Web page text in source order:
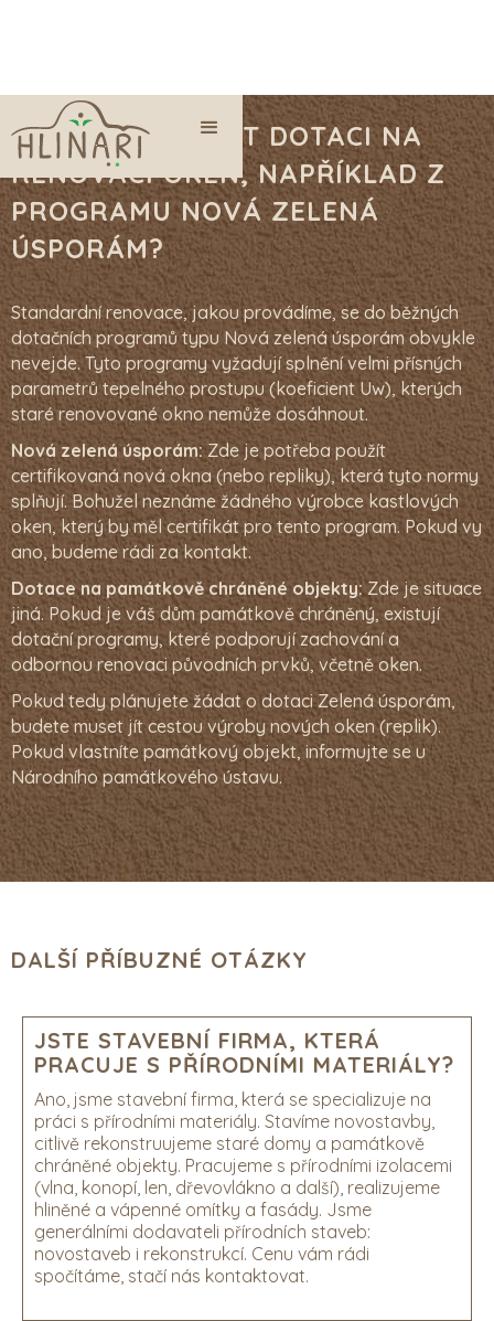
JE MOŽNÉ ZÍSKAT DOTACI NA
RENOVACI OKEN, NAPŘÍKLAD Z
PROGRAMU NOVÁ ZELENÁ
ÚSPORÁM?
Standardní renovace, jakou provádíme, se do běžných
dotačních programů typu Nová zelená úsporám obvykle
nevejde. Tyto programy vyžadují splnění velmi přísných
parametrů tepelného prostupu (koeficient Uw), kterých
staré renovované okno nemůže dosáhnout.
Nová zelená úsporám:Zde je potřeba použít
certifikovaná nová okna (nebo repliky), která tyto normy
splňují. Bohužel neznáme žádného výrobce kastlových
oken, který by měl certifikát pro tento program. Pokud vy
ano, budeme rádi za kontakt.
Dotace na památkově chráněné objekty:Zde je situace
jiná. Pokud je váš dům památkově chráněný, existují
dotační programy, které podporují zachování a
odbornou renovaci původních prvků, včetně oken.
Pokud tedy plánujete žádat o dotaci Zelená úsporám,
budete muset jít cestou výroby nových oken (replik).
Pokud vlastníte památkový objekt, informujte se u
Národního památkového ústavu.
DALŠÍ PŘÍBUZNÉ OTÁZKY
JSTE STAVEBNÍ FIRMA, KTERÁ
PRACUJE S PŘÍRODNÍMI MATERIÁLY?
Ano, jsme stavební firma, která se specializuje na
práci s přírodními materiály. Stavíme novostavby,
citlivě rekonstruujeme staré domy a památkově
chráněné objekty. Pracujeme s přírodními izolacemi
(vlna, konopí, len, dřevovlákno a další), realizujeme
hliněné a vápenné omítky a fasády. Jsme
generálními dodavateli přírodních staveb:
novostaveb i rekonstrukcí. Cenu vám rádi
spočítáme, stačí nás kontaktovat.